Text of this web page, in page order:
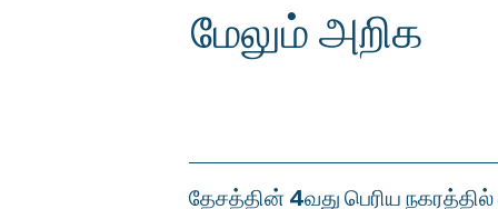
மேலும் அறிக
தேசத்தின் 4வது பெரிய